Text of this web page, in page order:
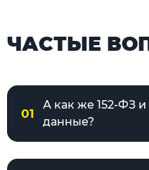
ЧАСТЫЕ
01
А как же 152-ФЗ
данные?